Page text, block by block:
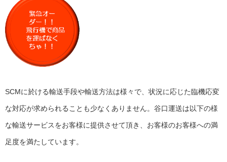
SCMに於ける輸送手段や輸送方法は様々で、状況に応じた臨機応変
な対応が求められることも少なくありません。谷口運送は以下の様
な輸送サービスをお客様に提供させて頂き、お客様のお客様への満
足度を満たしています。